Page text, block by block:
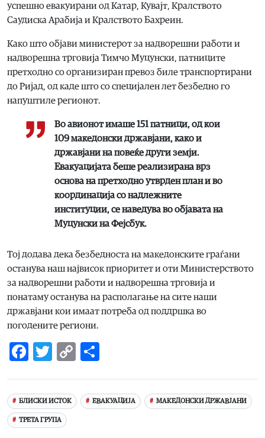
успешно евакуирани од Катар, Кувајт, Кралството
Саудиска Арабија и Кралството Бахреин.
Како што објави министерот за надворешни работи и
надворешна трговија Тимчо Муцунски, патниците
претходно со организиран превоз биле транспортирани
до Ријад, од каде што со специјален лет безбедно го
напуштиле регионот.
Во авионот имаше 151 патници, од кои
109 македонски државјани, како и
државјани на повеќе други земји.
Евакуацијата беше реализирана врз
основа на претходно утврден план и во
координација со надлежните
институции, се наведува во објавата на
Муцунски на Фејсбук.
Тој додава дека безбедноста на македонските граѓани
останува наш највисок приоритет и оти Министерството
за надворешни работи и надворешна трговија и
понатаму останува на располагање на сите наши
државјани кои имаат потреба од поддршка во
погодените региони.
Facebook
Twitter
Copy
БЛИСКИ ИСТОК ЕВАКУАЦИЈА МАКЕДОНСКИ ДРЖАВЈАНИ
ТРЕТА ГРУПА